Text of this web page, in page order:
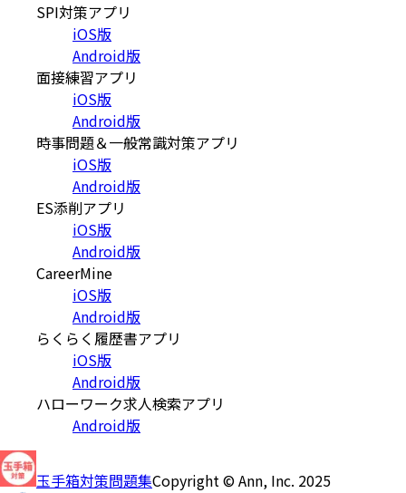
SPI対策アプリ
iOS版
Android版
面接練習アプリ
iOS版
Android版
時事問題＆一般常識対策アプリ
iOS版
Android版
ES添削アプリ
iOS版
Android版
CareerMine
iOS版
Android版
らくらく履歴書アプリ
iOS版
Android版
ハローワーク求人検索アプリ
Android版
玉手箱対策問題集Copyright © Ann, Inc. 2025